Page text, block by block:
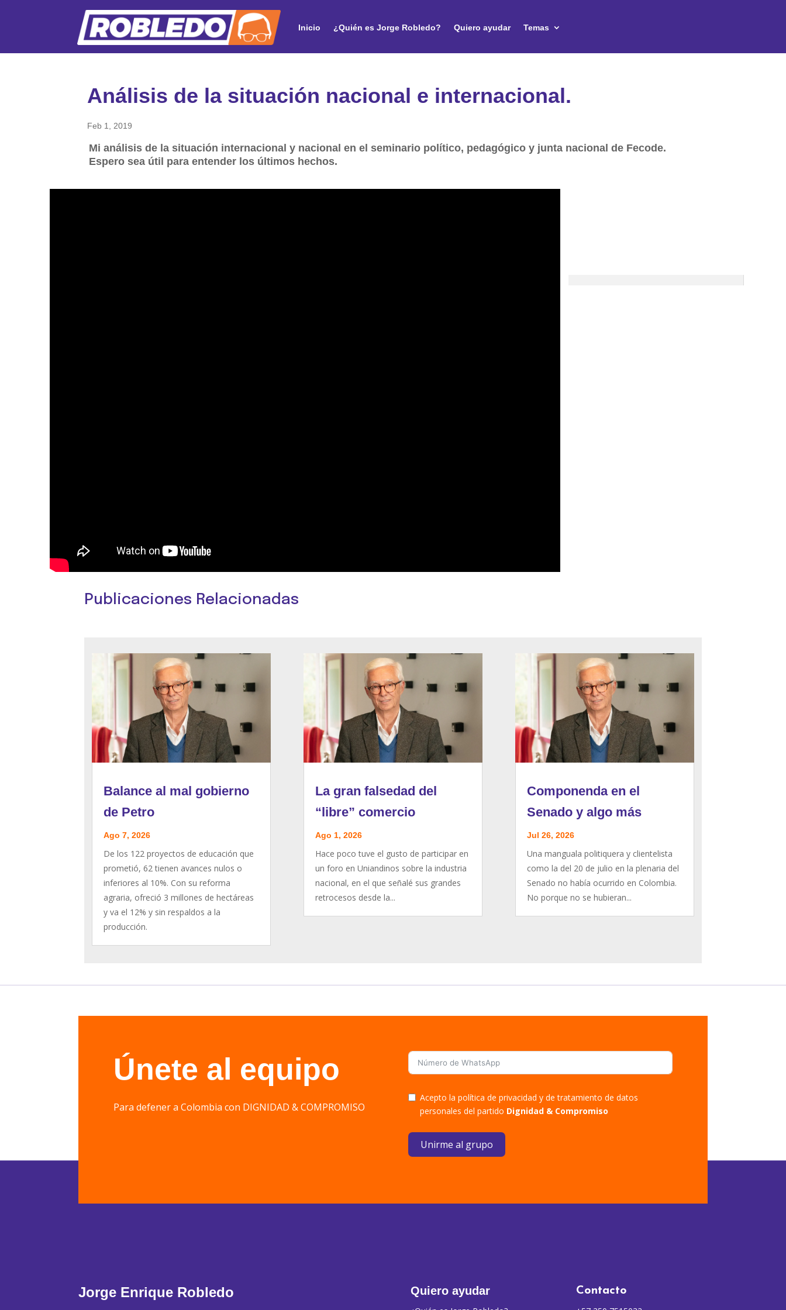
Inicio ¿Quién es Jorge Robledo? Quiero ayudar Temas
Análisis de la situación nacional e internacional.
Feb 1, 2019
Mi análisis de la situación internacional y nacional en el seminario político, pedagógico y junta nacional de Fecode.
Espero sea útil para entender los últimos hechos.
Publicaciones Relacionadas
Balance al mal gobierno
de Petro
Ago 7, 2026
De los 122 proyectos de educación que
prometió, 62 tienen avances nulos o
inferiores al 10%. Con su reforma
agraria, ofreció 3 millones de hectáreas
y va el 12% y sin respaldos a la
producción.
La gran falsedad del
“libre” comercio
Ago 1, 2026
Hace poco tuve el gusto de participar en
un foro en Uniandinos sobre la industria
nacional, en el que señalé sus grandes
retrocesos desde la...
Componenda en el
Senado y algo más
Jul 26, 2026
Una manguala politiquera y clientelista
como la del 20 de julio en la plenaria del
Senado no había ocurrido en Colombia.
No porque no se hubieran...
Únete al equipo
Para defener a Colombia con DIGNIDAD & COMPROMISO
Acepto la política de privacidad y de tratamiento de datos
personales del partido Dignidad & Compromiso
Unirme al grupo
Jorge Enrique Robledo Quiero ayudar Contacto